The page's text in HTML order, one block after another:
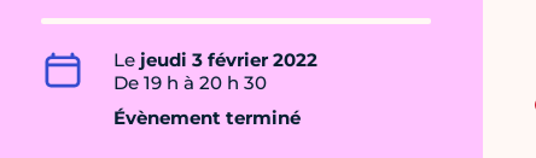
Le jeudi 3 février 2022
De 19 h à 20 h 30
Évènement terminé